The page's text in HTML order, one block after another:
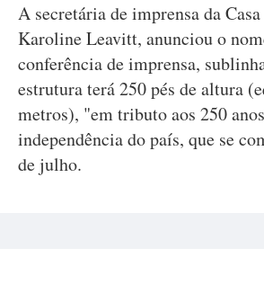
A secretária de imprensa da
Karoline Leavitt, anunciou o
conferência de imprensa,
estrutura terá 250 pés de altura
metros), "em tributo aos 250
independência do país, que se
de julho.